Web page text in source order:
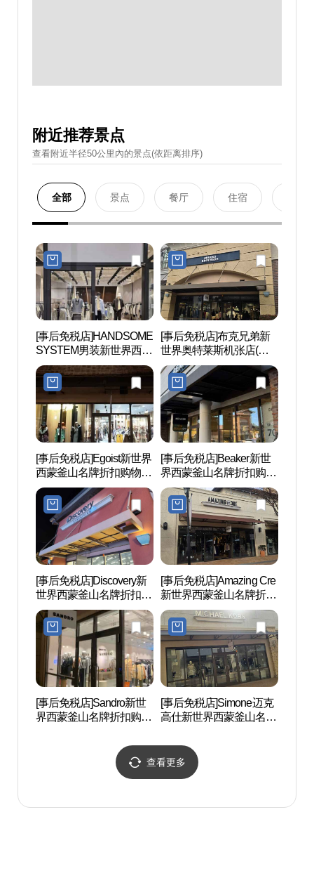
附近推荐景点
查看附近半径50公里內的景点(依距离排序)
全部 景点 餐厅 住宿
[事后免税店]HANDSOME
SYSTEM男装新世界西蒙
釜山名牌折扣购物中心
(시스템옴므 신세계사이
먼프리미엄아울렛 부산
점)
[事后免税店]布克兄弟新
世界奥特莱斯机张店(브
룩스브라더스 신세계사
이먼프리미엄아울렛 부
산점)
[事后免税店]Egoist新世界
西蒙釜山名牌折扣购物中
心(에고이스트 신세계사
이먼프리미엄아울렛 부
산점)
[事后免税店]Beaker新世
界西蒙釜山名牌折扣购物
中心(비이커 신세계사이
먼프리미엄아울렛 부산
점)
[事后免税店]Discovery新
世界西蒙釜山名牌折扣购
物中心(디스커버리 신세
계사이먼프리미엄아울렛
부산점)
[事后免税店]Amazing Cre
新世界西蒙釜山名牌折扣
购物中心釜山店(어메이
징크리 신세계사이먼프
리미엄아울렛 부산점)
[事后免税店]Sandro新世
界西蒙釜山名牌折扣购物
계사이먼프리미엄아울렛
[事后免税店]Simone迈克
高仕新世界西蒙釜山名牌
어스 신세계사이먼프리
미엄아울렛 부산점)
查看更多